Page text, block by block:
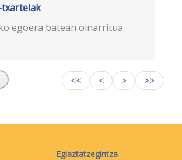
egoera batean oinarritua.
<< < > >>
Egiaztatzegintza